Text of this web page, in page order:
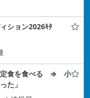
ション2026ｷﾀ
定食を食べる ⇒ 小
た」